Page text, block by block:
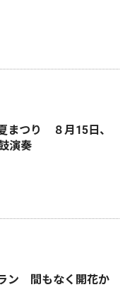
まつり ８月15日、
演奏
ン 間もなく開花か